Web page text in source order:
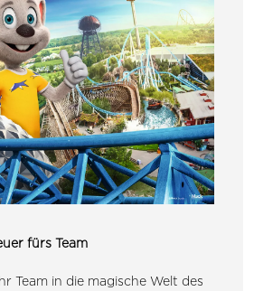
fürs Team
Team in die magische Welt des